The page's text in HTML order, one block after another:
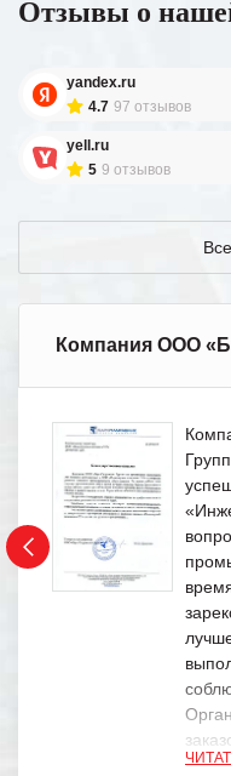
Отзывы о
yandex.ru
4.7 97 отзывов
yell.ru
5 9 отзывов
Компания ООО